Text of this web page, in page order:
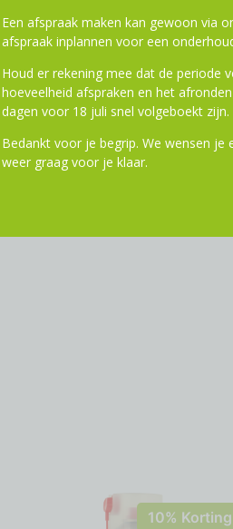
10% Korting
Een afspraak maken kan gewoon via
afspraak inplannen voor een
Houd er rekening mee dat de periode
hoeveelheid afspraken en het
dagen voor 18 juli snel volgeboekt
Bedankt voor je begrip. We wensen
weer graag voor je klaar.